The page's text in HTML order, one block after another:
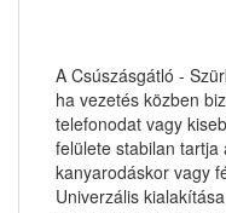
A Csúszásgátló -
ha vezetés közben
telefonodat vagy
felülete stabilan
kanyarodáskor vagy
Univerzális